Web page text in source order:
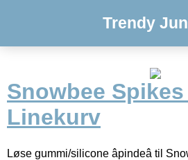
Trendy
Snowbee
Linekurv
Løse gummi/silicone âpindeâ til